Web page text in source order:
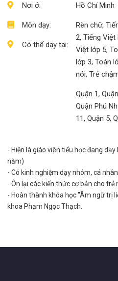
Nơi ở:
Môn dạy:
Có thể dạy tại:
Hồ Chí Minh
Rèn chữ,
2, Tiếng Việt
Việt lớp 5,
lớp 3, Toán
nói, Trẻ
Quận 1,
Quận Phú
11, Quận 5,
- Hiện là giáo viên tiểu học đang
năm)
- Có kinh nghiệm dạy nhóm, cá
- Ôn lại các kiến thức cơ bản cho trẻ
- Hoàn thành khóa học "Âm ngữ trị
khoa Phạm Ngọc Thạch.